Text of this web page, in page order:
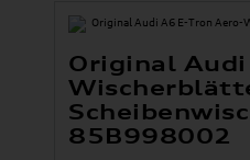
Original Audi
85B998002